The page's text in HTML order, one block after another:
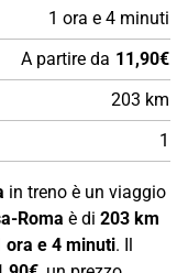
1 ora e 4 minuti
A partire da 11,90€
203 km
1
in treno è un viaggio
Roma è di 203 km
ora e 4 minuti. Il